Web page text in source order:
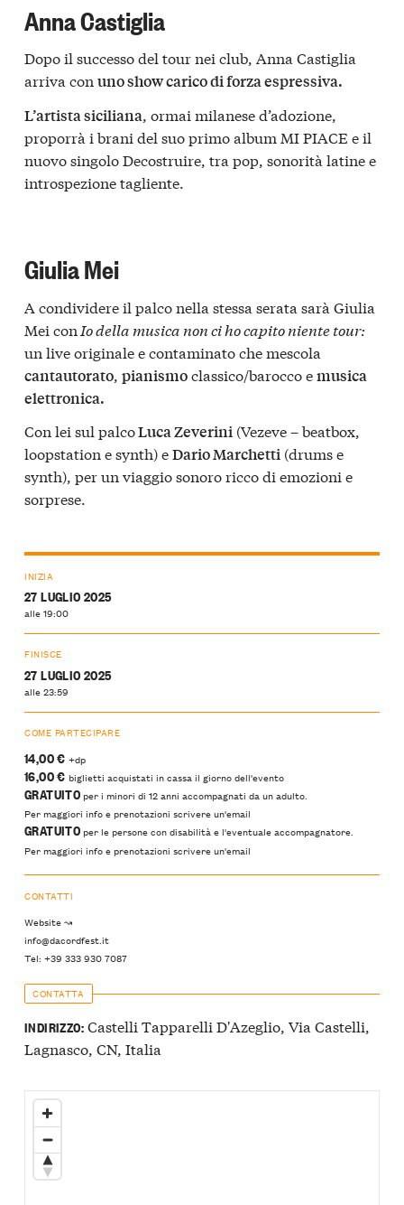
Anna Castiglia
Dopo il successo del tour nei club, Anna Castiglia
arriva con uno show carico di forza espressiva.
L’artista siciliana, ormai milanese d’adozione,
proporrà i brani del suo primo album MI PIACE e il
nuovo singolo Decostruire, tra pop, sonorità latine e
introspezione tagliente.
Giulia Mei
A condividere il palco nella stessa serata sarà Giulia
Mei con Io della musica non ci ho capito niente tour:
un live originale e contaminato che mescola
cantautorato, pianismoclassico/barocco emusica
elettronica.
Con lei sul palcoLuca Zeverini (Vezeve – beatbox,
loopstation e synth) eDario Marchetti (drums e
synth), per un viaggio sonoro ricco di emozioni e
sorprese.
INIZIA
27 LUGLIO 2025
alle 19:00
FINISCE
27 LUGLIO 2025
alle 23:59
COME PARTECIPARE
14,00 €+dp
16,00 €biglietti acquistati in cassa il giorno dell'evento
GRATUITOper i minori di 12 anni accompagnati da un adulto.
Per maggiori info e prenotazioni scrivere un'email
GRATUITOper le persone con disabilità e l'eventuale accompagnatore.
Per maggiori info e prenotazioni scrivere un'email
CONTATTI
Website ↝
info@dacordfest.it
Tel: +39 333 930 7087
CONTATTA
INDIRIZZO:Castelli Tapparelli D'Azeglio, Via Castelli,
Lagnasco, CN, Italia